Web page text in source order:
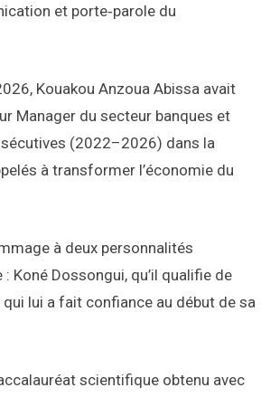
et porte‑parole du
Kouakou Anzoua Abissa avait
Manager du secteur banques et
(2022–2026) dans la
à transformer l’économie du
à deux personnalités
Dossongui, qu’il qualifie de
lui a fait confiance au début de sa
scientifique obtenu avec